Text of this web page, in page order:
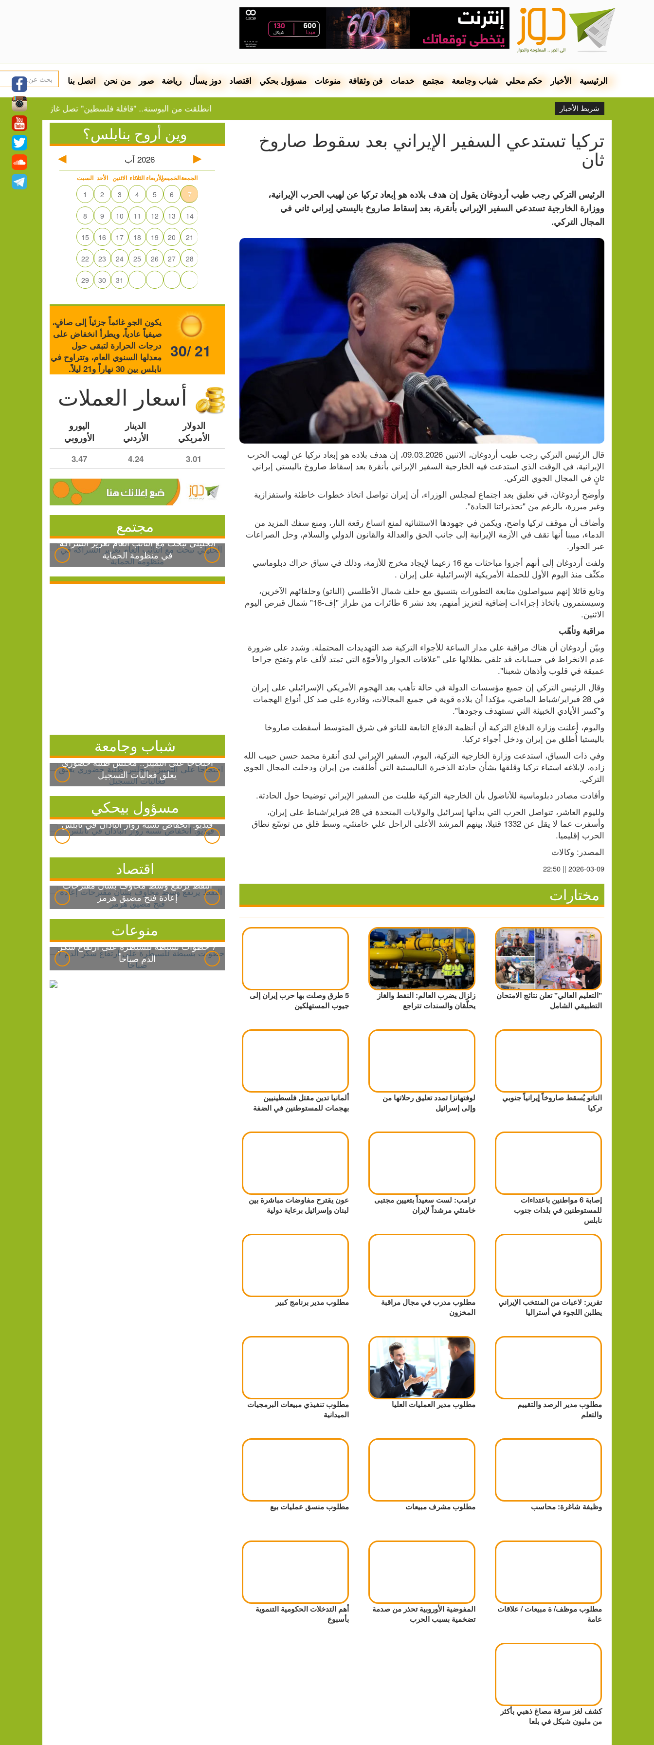
الرئيسية الأخبار حكم محلي شباب وجامعة مجتمع خدمات فن وثقافة منوعات مسؤول بحكي اقتصاد دوز يسأل رياضة صور من نحن اتصل بنا
شريط الأخبار انطلقت من البوسنة.. "قافلة فلسطين" تصل غازي عنتاب
تركيا تستدعي السفير الإيراني بعد سقوط صاروخ
ثان
الرئيس التركي رجب طيب أردوغان يقول إن هدف بلاده هو إبعاد تركيا عن لهيب الحرب الإيرانية،
ووزارة الخارجية تستدعي السفير الإيراني بأنقرة، بعد إسقاط صاروخ باليستي إيراني ثاني في
المجال التركي.
ثانٍ في المجال الجوي التركي.
وغير مبررة، بالرغم من "تحذيراتنا الجادة".
عبر الحوار.
مكثّف منذ اليوم الأول للحملة الأمريكية الإسرائيلية على إيران .
الاثنين.
مراقبة وتأهّب
عميقة في قلوب وأذهان شعبنا".
و"كسر الأيادي الخبيثة التي تستهدف وجودها".
باليستيا أُطلق من إيران ودخل أجواء تركيا.
التركي.
وأفادت مصادر دبلوماسية للأناضول بأن الخارجية التركية طلبت من السفير الإيراني توضيحا حول الحادثة.
الحرب إقليميا.
المصدر: وكالات
2026-03-09 || 22:50
مختارات
"التعليم العالي" تعلن نتائج الامتحان
التطبيقي الشامل
زلزال يضرب العالم: النفط والغاز
يحلّقان والسندات تتراجع
5 طرق وصلت بها حرب إيران إلى
جيوب المستهلكين
الناتو يُسقط صاروخاً إيرانياً جنوبي
تركيا
لوفتهانزا تمدد تعليق رحلاتها من
وإلى إسرائيل
ألمانيا تدين مقتل فلسطينيين
بهجمات للمستوطنين في الضفة
إصابة 6 مواطنين باعتداءات
للمستوطنين في بلدات جنوب
نابلس
ترامب: لست سعيداً بتعيين مجتبى
خامنئي مرشداً لإيران
عون يقترح مفاوضات مباشرة بين
لبنان وإسرائيل برعاية دولية
تقرير: لاعبات من المنتخب الإيراني
يطلبن اللجوء في أستراليا
مطلوب مدرب في مجال مراقبة
المخزون
مطلوب مدير برنامج كبير
مطلوب مدير الرصد والتقييم
والتعلم
مطلوب مدير العمليات العليا
مطلوب تنفيذي مبيعات البرمجيات
الميدانية
وظيفة شاغرة: محاسب مطلوب مشرف مبيعات مطلوب منسق عمليات بيع
مطلوب موظف/ ة مبيعات / علاقات
عامة
المفوضية الأوروبية تحذر من صدمة
تضخمية بسبب الحرب
أهم التدخلات الحكومية التنموية
بأسبوع
كشف لغز سرقة مصاغ ذهبي بأكثر
من مليون شيكل في بلعا
وين أروح بنابلس؟
2026 آب
السبت الأحد الاثنين الثلاثاء الأربعاءالخميسالجمعة
1 2 3 4 5 6 7
8 9 10 11 12 13 14
15 16 17 18 19 20 21
22 23 24 25 26 27 28
29 30 31
يكون الجو غائماً جزئياً إلى صافٍ،
صيفياً عادياً، ويطرأ انخفاض على
درجات الحرارة لتبقى حول
معدلها السنوي العام، وتتراوح في
نابلس بين 30 نهاراً و21 ليلاً.
30/ 21
أسعار العملات
الدولار
الأمريكي
الدينار
الأردني
اليورو
الأوروبي
3.01
4.24
3.47
مجتمع
الخليلي تبحث مع النائب العام تعزيز الشراكة
في منظومة الحماية
شباب وجامعة
احتجاجاً على التمييز.. مجلس طلبة خضوري
يعلق فعاليات التسجيل
مسؤول بيحكي
فيديو: انخفاض نسبة زوار الباذان في نابلس
اقتصاد
النفط يرتفع وسط مخاوف بشأن مقترحات
إعادة فتح مضيق هرمز
منوعات
7 خطوات بسيطة للسيطرة على ارتفاع سكر
الدم صباحاً